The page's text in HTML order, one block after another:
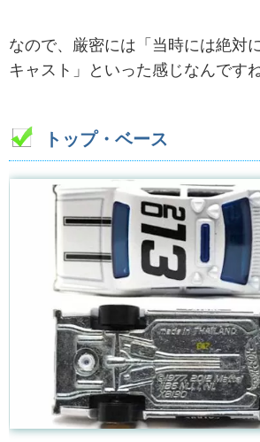
なので、厳密には「当時には絶対
キャスト」といった感じなんですね
トップ・ベース